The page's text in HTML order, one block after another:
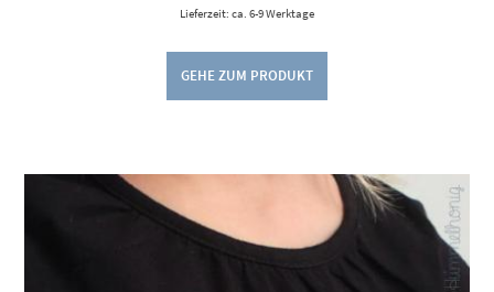
Lieferzeit: ca. 6-9 Werktage
GEHE ZUM PRODUKT